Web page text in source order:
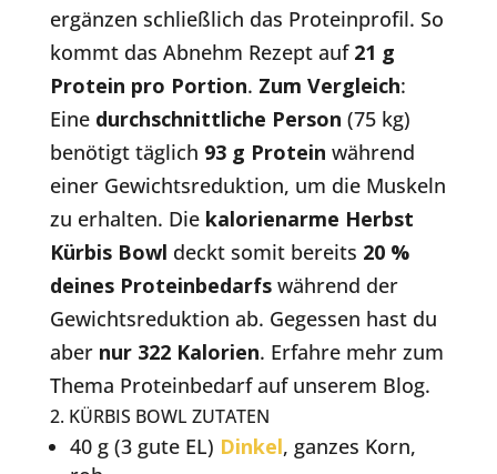
ergänzen schließlich das Proteinprofil. So
kommt das Abnehm Rezept auf 21 g
Protein pro Portion. Zum Vergleich:
Eine durchschnittliche Person (75 kg)
benötigt täglich 93 g Protein während
einer Gewichtsreduktion, um die Muskeln
zu erhalten. Die kalorienarme Herbst
Kürbis Bowl deckt somit bereits 20 %
deines Proteinbedarfswährend der
Gewichtsreduktion ab. Gegessen hast du
aber nur 322 Kalorien. Erfahre mehr zum
Thema Proteinbedarf auf unserem Blog.
2. KÜRBIS BOWL ZUTATEN
40 g (3 gute EL) Dinkel, ganzes Korn,